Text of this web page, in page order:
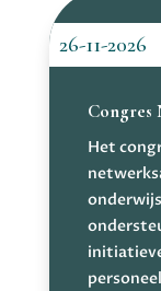
26-11-2026
Congres
Het